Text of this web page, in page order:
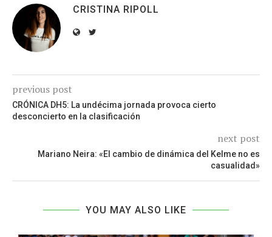
CRISTINA RIPOLL
previous post
CRÓNICA DH5: La undécima jornada provoca cierto
desconcierto en la clasificación
next post
Mariano Neira: «El cambio de dinámica del Kelme no es
casualidad»
YOU MAY ALSO LIKE